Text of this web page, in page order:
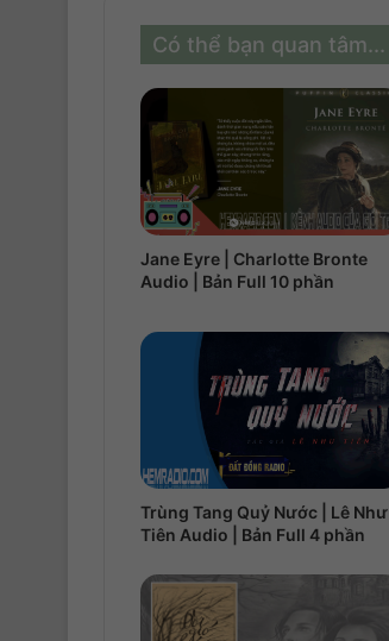
Có thể bạn quan tâm...
Jane Eyre | Charlotte Bronte
Audio | Bản Full 10 phần
Trùng Tang Quỷ Nước | Lê Như
Tiên Audio | Bản Full 4 phần